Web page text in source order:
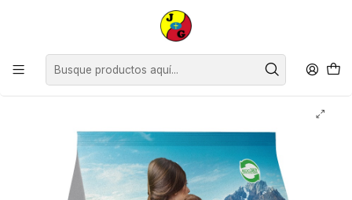
Disponible sólo Retiro en Tienda Osorno.
Perros
Alimento Perro Cachorro Carne y Cereal Cannes ( 18 KG )